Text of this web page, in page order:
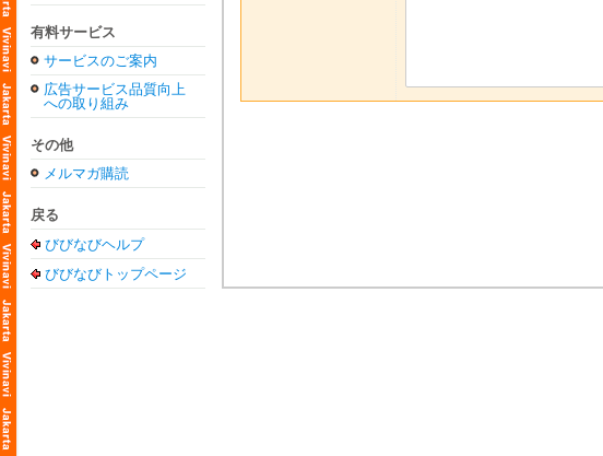
有料サービス
サービスのご案内
広告サービス品質向上
への取り組み
その他
メルマガ購読
戻る
びびなびヘルプ
びびなびトップページ